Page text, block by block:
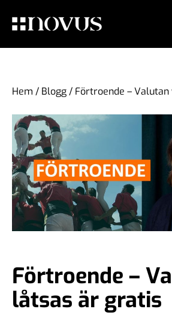
Hem / Blogg/ Förtroende –
Förtroende –
låtsas är gratis